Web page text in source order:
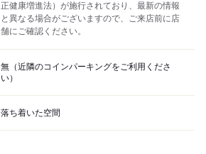
正健康増進法）が施行されており、最新の情報
と異なる場合がございますので、ご来店前に店
舗にご確認ください。
無（近隣のコインパーキングをご利用くださ
い）
落ち着いた空間